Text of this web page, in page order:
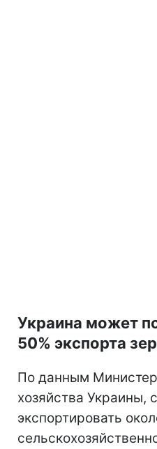
Украина может
50% экспорта
По данным
хозяйства Украины,
экспортировать